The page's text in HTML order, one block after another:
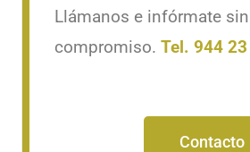
Llámanos e infórmate sin
compromiso. Tel. 944
Contacto